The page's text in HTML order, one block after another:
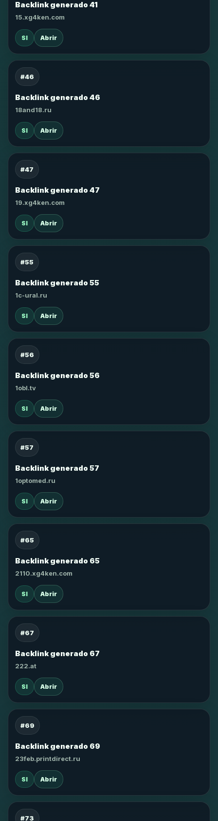
Backlink generado 41
15.xg4ken.com
SI Abrir
#46
Backlink generado 46
18and18.ru
SI Abrir
#47
Backlink generado 47
19.xg4ken.com
SI Abrir
#55
Backlink generado 55
1c-ural.ru
SI Abrir
#56
Backlink generado 56
1obl.tv
SI Abrir
#57
Backlink generado 57
1optomed.ru
SI Abrir
#65
Backlink generado 65
2110.xg4ken.com
SI Abrir
#67
Backlink generado 67
222.at
SI Abrir
#69
Backlink generado 69
23feb.printdirect.ru
SI Abrir
#73